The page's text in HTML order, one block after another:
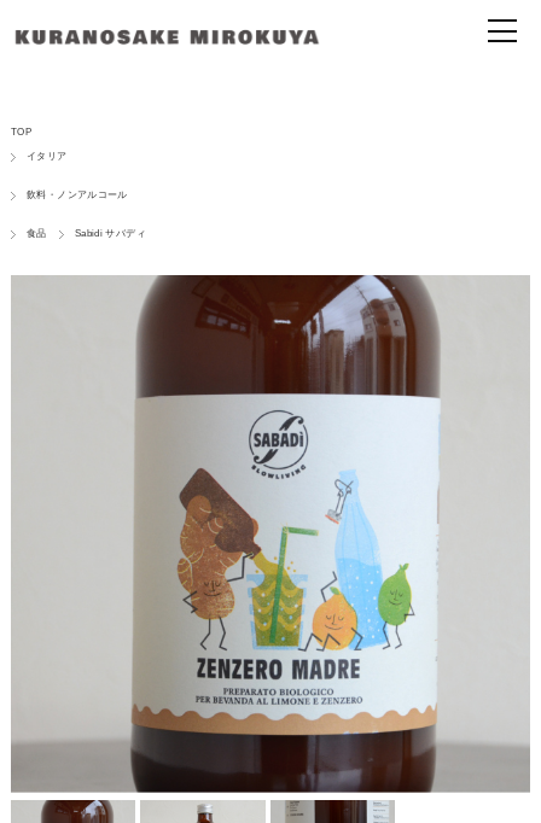
TOP
イタリア
飲料・ノンアルコール
食品 Sabidi サバディ